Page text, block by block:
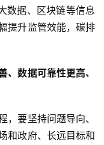
数据、区块链等信息
提升监管效能，碳排
数据可靠性更高、
，要坚持问题导向、
和政府、长远目标和